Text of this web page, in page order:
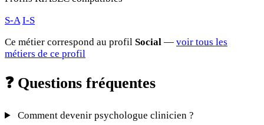
S-A I-S
Ce métier correspond au profil Social — voir tous les
métiers de ce profil
❓Questions fréquentes
Comment devenir psychologue clinicien ?